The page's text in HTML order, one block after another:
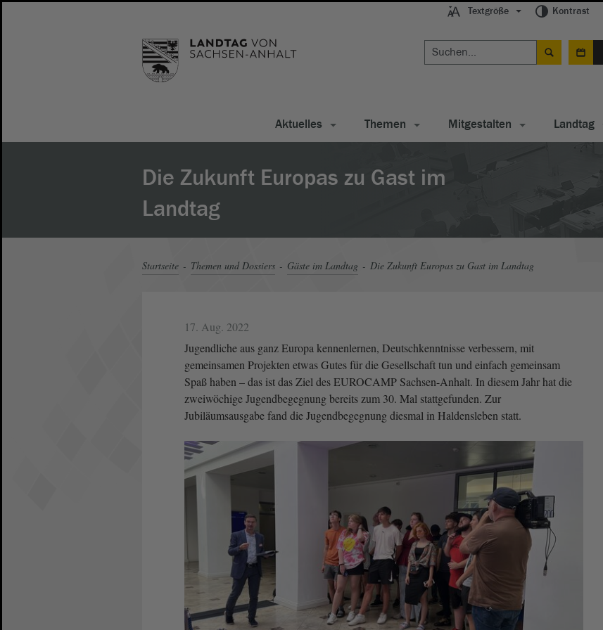
Textgröße Kontrast
Aktuelles Themen Mitgestalten Landtag
Die Zukunft Europas zu Gast im
Landtag
Startseite Themen und Dossiers Gäste im Landtag Die Zukunft Europas zu Gast im Landtag
17. Aug. 2022
Jugendliche aus ganz Europa kennenlernen, Deutschkenntnisse verbessern, mit
gemeinsamen Projekten etwas Gutes für die Gesellschaft tun und einfach gemeinsam
Spaß haben – das ist das Ziel des EUROCAMP Sachsen-Anhalt. In diesem Jahr hat die
zweiwöchige Jugendbegegnung bereits zum 30. Mal stattgefunden. Zur
Jubiläumsausgabe fand die Jugendbegegnung diesmal in Haldensleben statt.